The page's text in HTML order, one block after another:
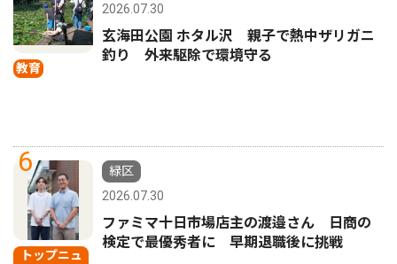
教育
2026.07.30
玄海田公園 ホタル沢 親子で熱中ザリガニ
釣り 外来駆除で環境守る
6
トップニュ
緑区
2026.07.30
ファミマ十日市場店主の渡邉さん 日商の
検定で最優秀者に 早期退職後に挑戦